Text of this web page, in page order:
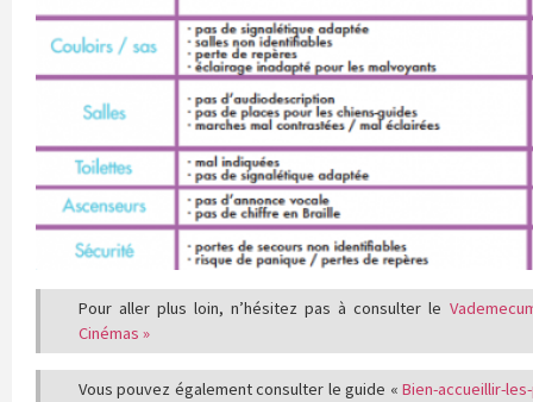
Pour aller plus loin, n’hésitez pas à consulter le
Cinémas »
Vous pouvez également consulter le guide « Bien-accueillir-